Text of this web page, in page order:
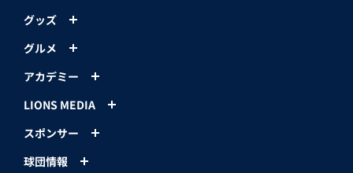
グッズ
グルメ
アカデミー
LIONS MEDIA
スポンサー
球団情報